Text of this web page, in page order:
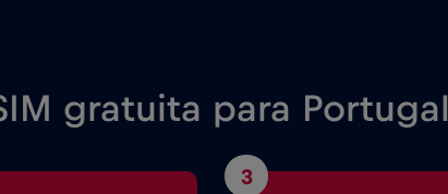
gratuita para Portugal
3